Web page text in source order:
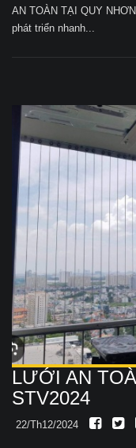
AN TOÀN TẠI QUY
phát triển nhanh...
LƯỚI AN
STV2024
22/Th12/2024